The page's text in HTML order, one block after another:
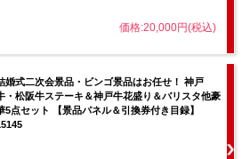
価格:20,000円(税込)
婚式二次会景品・ビンゴ景品はお任せ！ 神戸
・松阪牛ステーキ＆神戸牛花盛り＆バリスタ他豪
5点セット 【景品パネル＆引換券付き目録】